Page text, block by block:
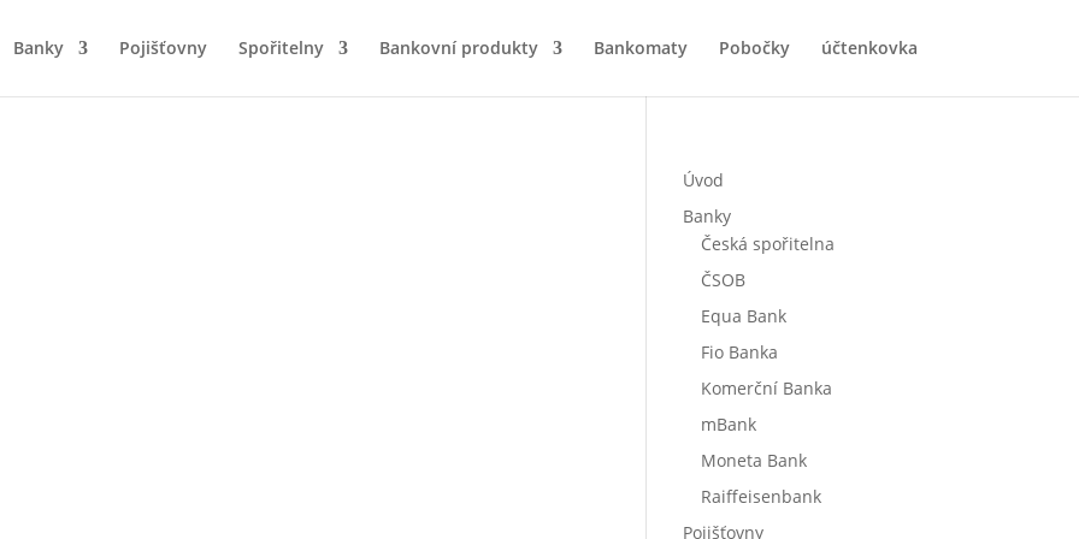
Banky Pojišťovny Spořitelny Bankovní produkty Bankomaty Pobočky účtenkovka
Úvod
Banky
Česká spořitelna
ČSOB
Equa Bank
Fio Banka
Komerční Banka
mBank
Moneta Bank
Raiffeisenbank
Pojišťovny